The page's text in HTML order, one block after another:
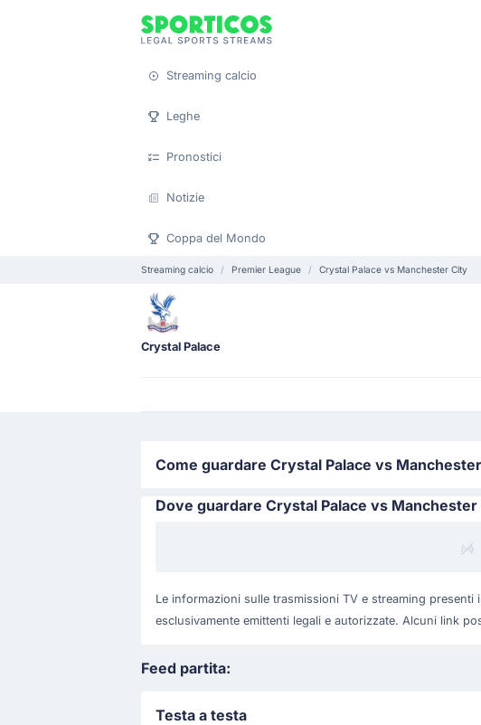
Streaming calcio
Leghe
Pronostici
Notizie
Coppa del Mondo
Streaming calcio Premier League Crystal Palace vs Manchester City
Crystal Palace
Come guardare Crystal Palace vs
Dove guardare Crystal Palace vs Manchester
Le informazioni sulle trasmissioni TV e streaming
esclusivamente emittenti legali e autorizzate. Alcuni link
Feed partita:
Testa a testa